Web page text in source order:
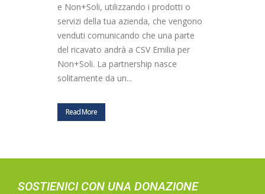
e Non+Soli, utilizzando i prodotti o
servizi della tua azienda, che vengono
venduti comunicando che una parte
del ricavato andrà a CSV Emilia per
Non+Soli. La partnership nasce
solitamente da un...
Read More
SOSTIENICI CON UNA DONAZIONE